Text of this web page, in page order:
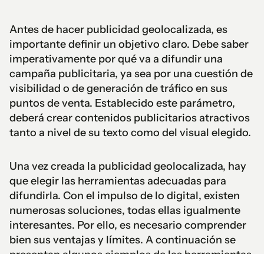
Antes de hacer publicidad geolocalizada, es
importante definir un objetivo claro. Debe saber
imperativamente por qué va a difundir una
campaña publicitaria, ya sea por una cuestión de
visibilidad o de generación de tráfico en sus
puntos de venta. Establecido este parámetro,
deberá crear contenidos publicitarios atractivos
tanto a nivel de su texto como del visual elegido.
Una vez creada la publicidad geolocalizada, hay
que elegir las herramientas adecuadas para
difundirla. Con el impulso de lo digital, existen
numerosas soluciones, todas ellas igualmente
interesantes. Por ello, es necesario comprender
bien sus ventajas y límites. A continuación se